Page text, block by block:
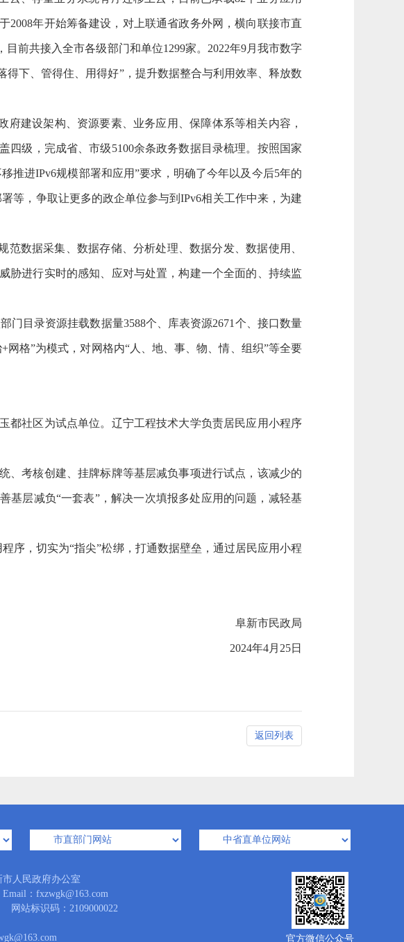
年开始筹备建设，对上联通省政务外网，横向联接市直
前共接入全市各级部门和单位1299家。2022年9月我市数字
下、管得住、用得好”，提升数据整合与利用效率、释放数
建设架构、资源要素、业务应用、保障体系等相关内容，
级，完成省、市级5100余条政务数据目录梳理。按照国家
推进IPv6规模部署和应用”要求，明确了今年以及今后5年的
等，争取让更多的政企单位参与到IPv6相关工作中来，为建
数据采集、数据存储、分析处理、数据分发、数据使用、
胁进行实时的感知、应对与处置，构建一个全面的、持续监
目录资源挂载数据量3588个、库表资源2671个、接口数量
格”为模式，对网格内“人、地、事、物、情、组织”等全要
社区为试点单位。辽宁工程技术大学负责居民应用小程序
考核创建、挂牌标牌等基层减负事项进行试点，该减少的
基层减负“一套表”，解决一次填报多处应用的问题，减轻基
，切实为“指尖”松绑，打通数据壁垒，通过居民应用小程
阜新市民政局
2024年4月25日
返回列表
人民政府办公室
：fxzwgk@163.com
网站标识码：2109000022
官方微信公众号